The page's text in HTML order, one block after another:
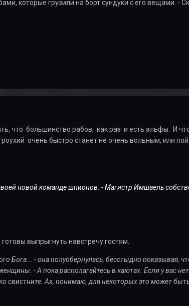
которые грузили на борт сундуки с его вещами. -
что большинство рабов, как раз и есть эльфы. И
очень быстро станет не очень вольным, или
новой команде шпионов. - Магистр Имшаель
выпрыгнуть навстречу гостям.
Бога... - она полуобернулась, бесстыдно показывая,
- А пока располагайтесь в каютах. Если у вас
свистните. Ах, понимаю, для некоторых это может